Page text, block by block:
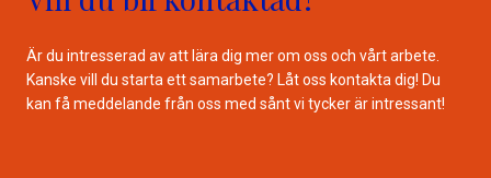
Är du intresserad av att lära dig mer om oss och vårt arbete.
Kanske vill du starta ett samarbete? Låt oss kontakta dig! Du
kan få meddelande från oss med sånt vi tycker är intressant!